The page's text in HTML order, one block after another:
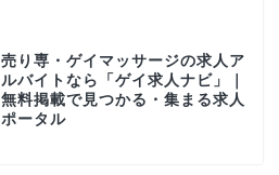
売り専・ゲイマッサージの求人ア
ルバイトなら「ゲイ求人ナビ」｜
無料掲載で見つかる・集まる求人
ポータル